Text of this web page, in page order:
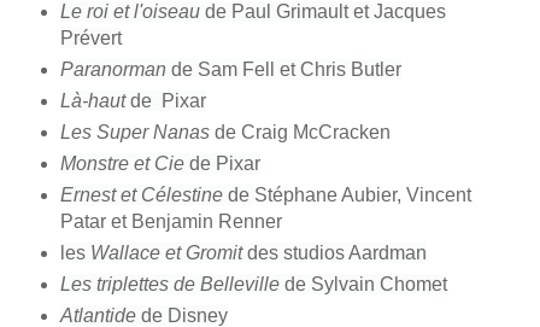
Le roi et l'oiseau de Paul Grimault et Jacques
Prévert
Paranorman de Sam Fell et Chris Butler
Là-hautde Pixar
Les Super Nanasde Craig McCracken
Monstre et Ciede Pixar
Ernest et Célestinede Stéphane Aubier, Vincent
Patar et Benjamin Renner
lesWallace et Gromitdes studios Aardman
Les triplettes de Bellevillede Sylvain Chomet
Atlantidede Disney